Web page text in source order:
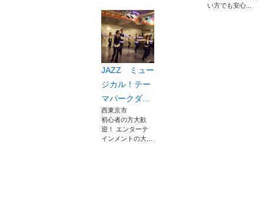
い方でも安心...
JAZZ ミュー
ジカル！テー
マパークダ...
西東京市
初心者の方大歓
迎！ エンターテ
インメントの大...